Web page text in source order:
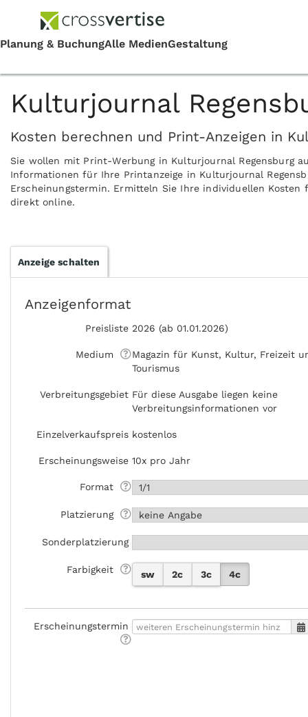
Kulturjournal
Kosten berechnen und Print-Anzeigen in
Sie wollen mit Print-Werbung in Kulturjournal Regensburg
Informationen für Ihre Printanzeige in Kulturjournal
Erscheinungstermin. Ermitteln Sie Ihre individuellen
direkt online.
Anzeige schalten
Anzeigenformat
Preisliste 2026 (ab 01.01.2026)
Medium
Magazin für Kunst, Kultur, Freizeit
Tourismus
Verbreitungsgebiet Für diese Ausgabe liegen keine
Verbreitungsinformationen vor
Einzelverkaufspreis kostenlos
Erscheinungsweise 10x pro Jahr
Format
Platzierung
Sonderplatzierung
Farbigkeit sw 2c 3c 4c
Erscheinungstermin